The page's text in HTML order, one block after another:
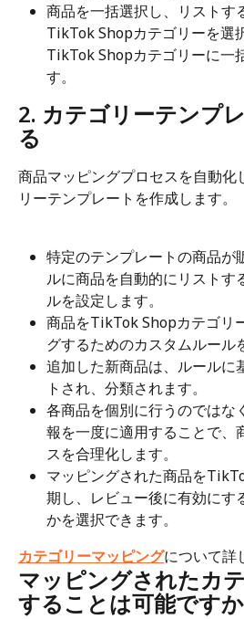
商品を一括選択し、リストす
TikTok Shopカテゴリーを選
TikTok Shopカテゴリーに一
す。
2. カテゴリーテンプ
る
商品マッピングプロセスを自動化
リーテンプレートを作成します。
特定のテンプレートの商品が
ルに商品を自動的にリストす
ルを設定します。
商品をTikTok Shopカテゴリ
グするためのカスタムルール
追加した新商品は、ルールに
トされ、分類されます。
各商品を個別に行うのではな
報を一度に適用することで、
スを合理化します。
マッピングされた商品を
期し、レビュー後に有効にす
かを選択できます。
カテゴリーマッピングについて詳
マッピングされたカ
することは可能です